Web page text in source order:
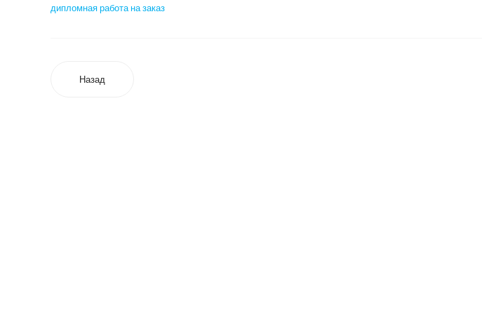
дипломная работа на заказ
Назад